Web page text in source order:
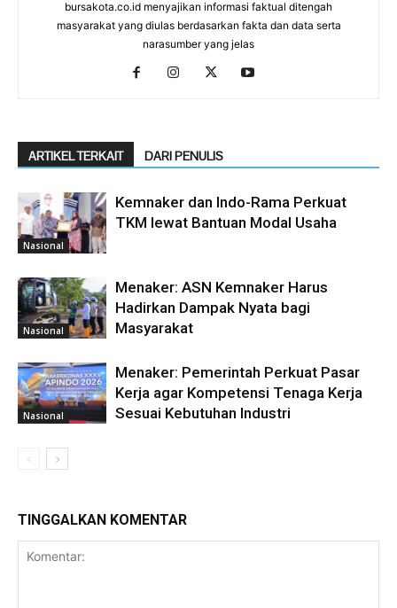
bursakota.co.id menyajikan informasi faktual ditengah
masyarakat yang diulas berdasarkan fakta dan data serta
narasumber yang jelas
ARTIKEL TERKAIT DARI PENULIS
Nasional
Kemnaker dan Indo-Rama Perkuat
TKM lewat Bantuan Modal Usaha
Nasional
Menaker: ASN Kemnaker Harus
Hadirkan Dampak Nyata bagi
Masyarakat
Nasional
Menaker: Pemerintah Perkuat Pasar
Kerja agar Kompetensi Tenaga Kerja
Sesuai Kebutuhan Industri
TINGGALKAN KOMENTAR